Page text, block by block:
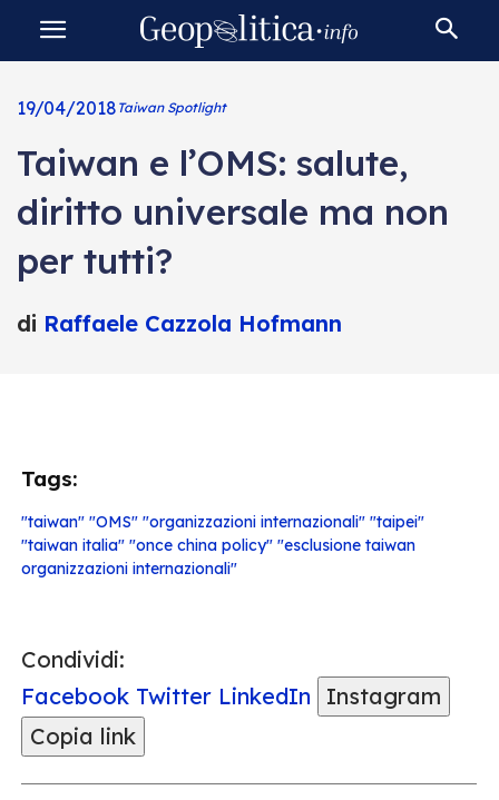
19/04/2018 Taiwan Spotlight
Taiwan e l’OMS: salute,
diritto universale ma non
per tutti?
di Raffaele Cazzola Hofmann
Tags:
"taiwan" "OMS" "organizzazioni internazionali" "taipei"
"taiwan italia" "once china policy" "esclusione taiwan
organizzazioni internazionali"
Condividi:
Facebook Twitter LinkedIn
Instagram
Copia link